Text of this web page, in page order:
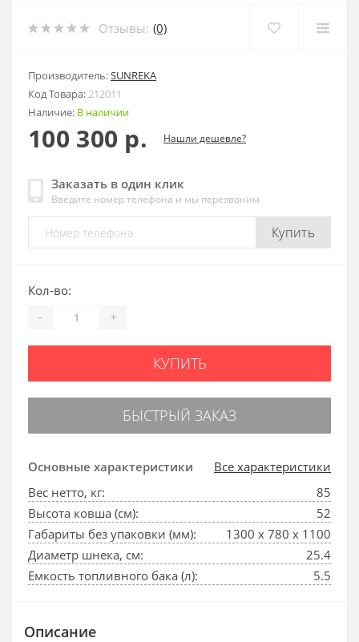
Отзывы: (0)
Производитель:SUNREKA
Код Товара:212011
Наличие: В наличии
100 300 р. Нашли дешевле?
Заказать в один клик
Введите номер телефона и мы перезвоним
Купить
Основные характеристики
Все характеристики
Вес нетто, кг:
85
Высота ковша (см):
52
Габариты без упаковки (мм):
1300 х 780 х 1100
Диаметр шнека, см:
25.4
Емкость топливного бака (л):
5.5
Кол-во:
- +
КУПИТЬ
БЫСТРЫЙ ЗАКАЗ
Описание